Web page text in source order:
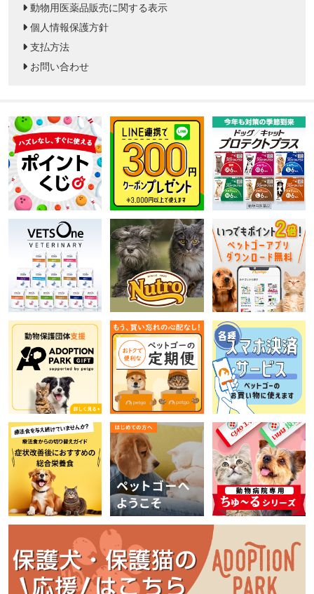
動物用医薬品販売に関する表示
個人情報保護方針
支払方法
お問い合わせ